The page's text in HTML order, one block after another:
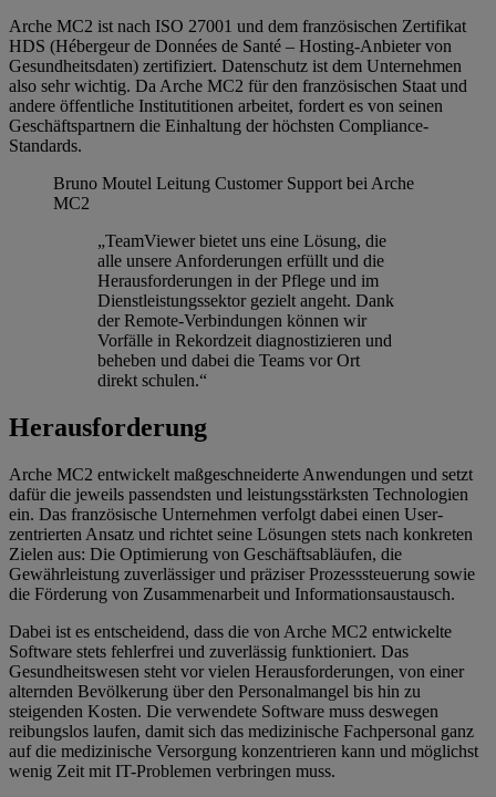
Arche MC2 ist nach ISO 27001 und dem französischen Zertifikat
HDS (Hébergeur de Données de Santé – Hosting-Anbieter von
Gesundheitsdaten) zertifiziert. Datenschutz ist dem Unternehmen
also sehr wichtig. Da Arche MC2 für den französischen Staat und
andere öffentliche Institutitionen arbeitet, fordert es von seinen
Geschäftspartnern die Einhaltung der höchsten Compliance-
Standards.
Bruno Moutel Leitung Customer Support bei Arche
MC2
„TeamViewer bietet uns eine Lösung, die
alle unsere Anforderungen erfüllt und die
Herausforderungen in der Pflege und im
Dienstleistungssektor gezielt angeht. Dank
der Remote-Verbindungen können wir
Vorfälle in Rekordzeit diagnostizieren und
beheben und dabei die Teams vor Ort
direkt schulen.“
Herausforderung
Arche MC2 entwickelt maßgeschneiderte Anwendungen und setzt
dafür die jeweils passendsten und leistungsstärksten Technologien
ein. Das französische Unternehmen verfolgt dabei einen User-
zentrierten Ansatz und richtet seine Lösungen stets nach konkreten
Zielen aus: Die Optimierung von Geschäftsabläufen, die
Gewährleistung zuverlässiger und präziser Prozesssteuerung sowie
die Förderung von Zusammenarbeit und Informationsaustausch.
Dabei ist es entscheidend, dass die von Arche MC2 entwickelte
Software stets fehlerfrei und zuverlässig funktioniert. Das
Gesundheitswesen steht vor vielen Herausforderungen, von einer
alternden Bevölkerung über den Personalmangel bis hin zu
steigenden Kosten. Die verwendete Software muss deswegen
reibungslos laufen, damit sich das medizinische Fachpersonal ganz
auf die medizinische Versorgung konzentrieren kann und möglichst
wenig Zeit mit IT-Problemen verbringen muss.